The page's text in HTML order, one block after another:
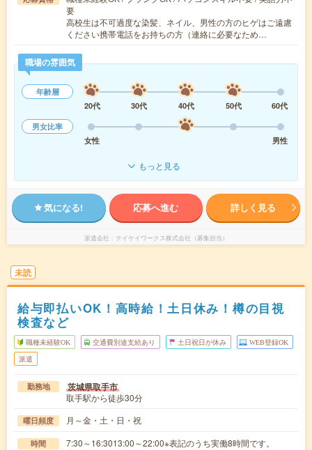
要
高校生は不可過度な染髪、ネイル、男性の方のヒゲはご遠慮
ください携帯電話をお持ちの方（連絡に必要なため…
職場の雰囲気
年齢層
20代
30代 40代 50代
60代
男女比率
女性
男性
もっと見る
気になる! 応募へ進む 詳しく見る
派遣会社 テイケイワークス株式会社（募集担当）
未読
給与即払いOK！高時給！土日休み！樽の目視
検査など
職種未経験OK 交通費別途支給あり 土日祝日が休み WEB登録OK
派遣
勤務地 茨城県取手市
取手駅から徒歩30分
曜日頻度 月～金・土・日・祝
時間 7:30～16:3013:00～22:00※表記のうち実働8時間です。